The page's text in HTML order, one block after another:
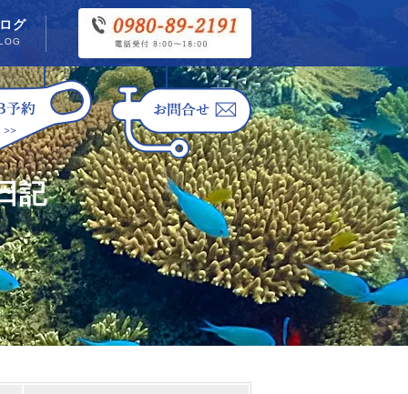
グ
記